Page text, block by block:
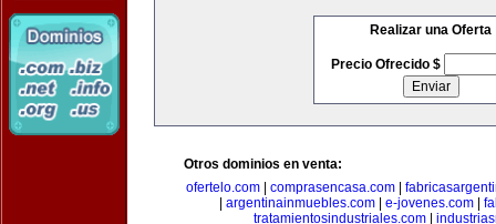
Realizar una Oferta
Precio Ofrecido $
Otros dominios en venta:
ofertelo.com| comprasencasa.com|
argentinainmuebles.com| e-jovenes.com|
tratamientosindustriales.com